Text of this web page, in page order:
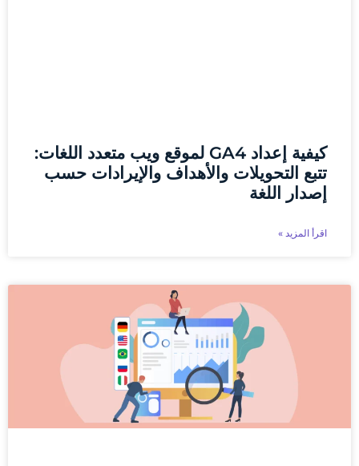
كيفية إعداد GA4 لموقع ويب متعدد اللغات:
تتبع التحويلات والأهداف والإيرادات حسب
إصدار اللغة
اقرأ المزيد »